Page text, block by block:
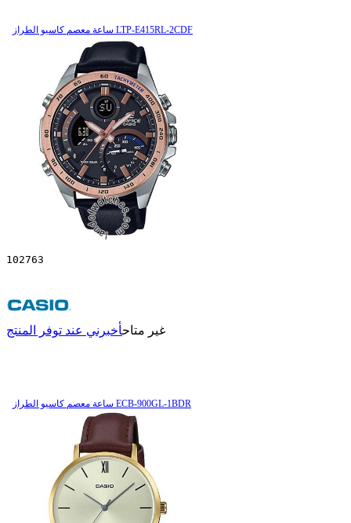
ساعة معصم کاسیو الطراز LTP-E415RL-2CDF
102763
غير متاحأخبرني عند توفر المنتج
ساعة معصم کاسیو الطراز ECB-900GL-1BDR